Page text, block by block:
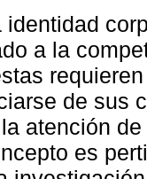
identidad
a la
de sus
atención
es